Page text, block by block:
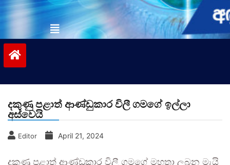
දකුණු පළාත් ආණ්ඩුකාර විලී ගමගේ ඉල්ලා
අස්වෙයි
Editor April 21, 2024
දකුණු පළාත් ආණ්ඩුකාර විලී ගමගේ මහතා ලබන මැයි